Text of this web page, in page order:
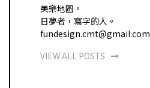
美樂地圖。
日夢者，寫字的人。
fundesign.cmt@gmail.com
VIEW ALL POSTS